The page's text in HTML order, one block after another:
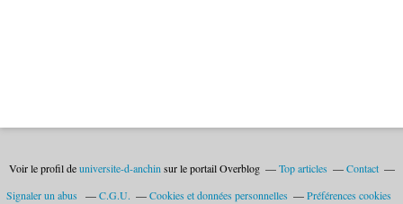
Voir le profil deuniversite-d-anchin sur le portail Overblog Top articles
Contact
Signaler un abus
C.G.U. Cookies et données personnelles Préférences cookies